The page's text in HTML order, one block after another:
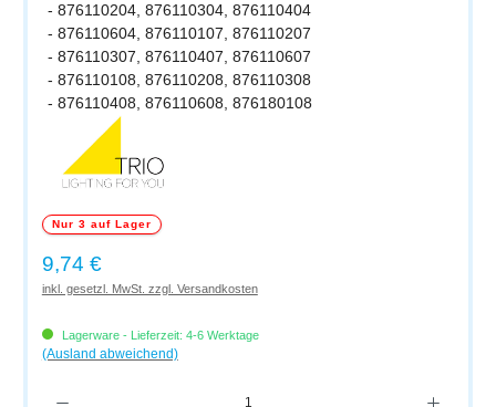
- 876110204, 876110304, 876110404
- 876110604, 876110107, 876110207
- 876110307, 876110407, 876110607
- 876110108, 876110208, 876110308
- 876110408, 876110608, 876180108
Nur 3 auf Lager
Regulärer Preis:
9,74 €
inkl. gesetzl. MwSt. zzgl. Versandkosten
Lagerware - Lieferzeit: 4-6 Werktage
(Ausland abweichend)